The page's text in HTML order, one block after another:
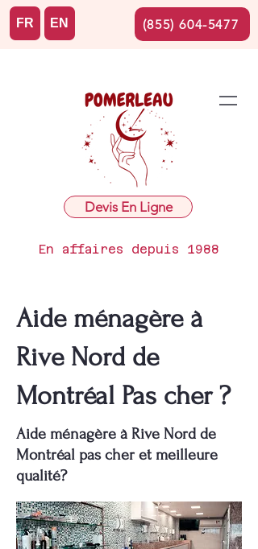
Devis En Ligne
En affaires depuis 1988
FR EN (855) 604-5477
Aide ménagère à
Rive Nord de
Montréal Pas cher ?
Aide ménagère à Rive Nord de
Montréal pas cher et meilleure
qualité?